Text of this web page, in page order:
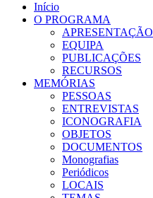
Início
O PROGRAMA
APRESENTAÇÃO
EQUIPA
PUBLICAÇÕES
RECURSOS
MEMÓRIAS
PESSOAS
ENTREVISTAS
ICONOGRAFIA
OBJETOS
DOCUMENTOS
Monografias
Periódicos
LOCAIS